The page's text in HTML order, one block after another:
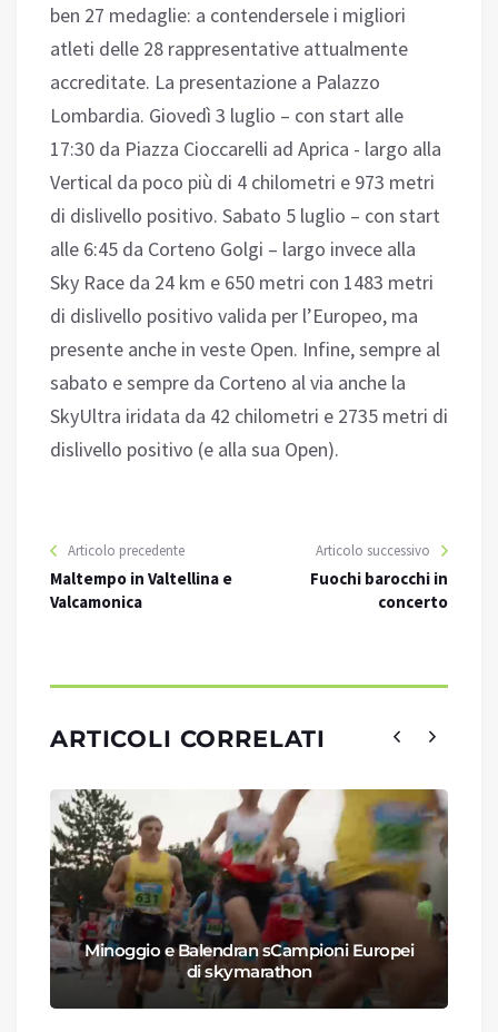
ben 27 medaglie: a contendersele i migliori
atleti delle 28 rappresentative attualmente
accreditate. La presentazione a Palazzo
Lombardia. Giovedì 3 luglio – con start alle
17:30 da Piazza Cioccarelli ad Aprica - largo alla
Vertical da poco più di 4 chilometri e 973 metri
di dislivello positivo. Sabato 5 luglio – con start
alle 6:45 da Corteno Golgi – largo invece alla
Sky Race da 24 km e 650 metri con 1483 metri
di dislivello positivo valida per l’Europeo, ma
presente anche in veste Open. Infine, sempre al
sabato e sempre da Corteno al via anche la
SkyUltra iridata da 42 chilometri e 2735 metri di
dislivello positivo (e alla sua Open).
Articolo precedente
Maltempo in Valtellina e
Valcamonica
Articolo successivo
Fuochi barocchi in
concerto
ARTICOLI CORRELATI
Minoggio e Balendran sCampioni Europei
di skymarathon